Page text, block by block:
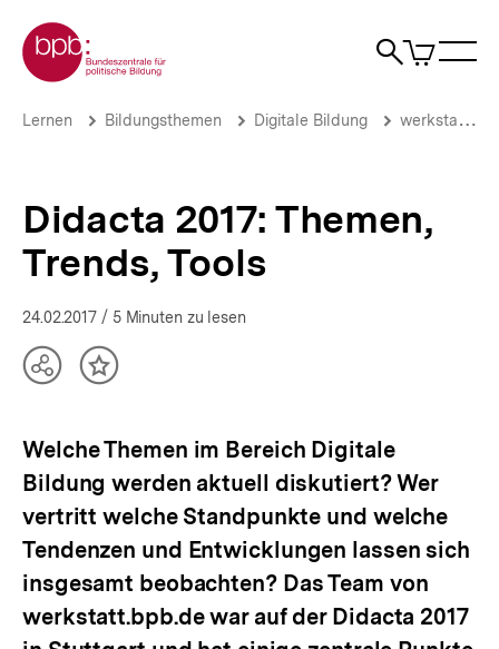
zum
Seiteninhalt
springen
Zur Startseite der bpb
Suche
Artikel
im
Didacta
Tools
Alle
Beiträge
Werkstatt
bpb.de
Brotkrümelnavigation
Pfadnavigation
Lernen Bildungsthemen Digitale Bildung werkstatt.bpb.de
Didacta 2017: Themen,
Trends, Tools
24.02.2017 / 5 Minuten zu lesen
TeilenInhalt
Welche Themen im Bereich Digitale
Bildung werden aktuell diskutiert? Wer
vertritt welche Standpunkte und welche
Tendenzen und Entwicklungen lassen sich
insgesamt beobachten? Das Team von
werkstatt.bpb.de war auf der Didacta 2017